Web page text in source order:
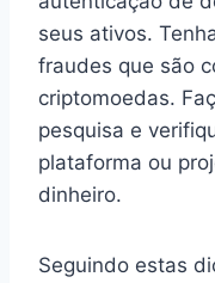
seus ativos.
fraudes que são
criptomoedas.
pesquisa e
plataforma ou
dinheiro.
Seguindo estas